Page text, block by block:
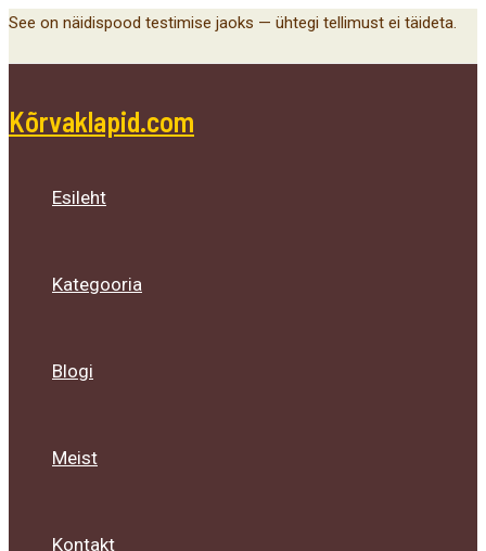
Skip
See on näidispood testimise jaoks — ühtegi tellimust ei täideta.
Kõrvaklapid.com
Esileht
Kategooria
Blogi
Meist
Kontakt
Menu
Toggle
Menu
Toggle
Menu
Toggle
Main
Menu